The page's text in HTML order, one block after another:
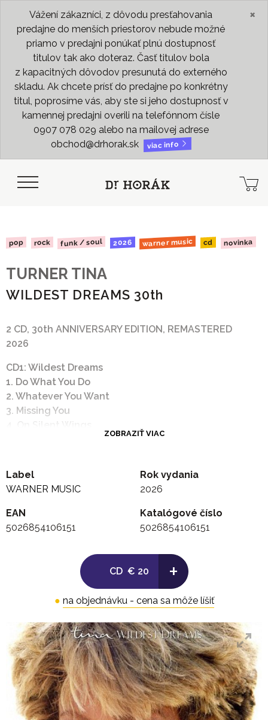
Vážení zákazníci, z dôvodu presťahovania
predajne do menších priestorov nebude možné
priamo v predajni ponúkať plnú dostupnosť
titulov tak ako doteraz. Časť titulov bola
z kapacitných dôvodov presunutá do externého
skladu. Ak chcete prísť do predajne po konkrétny
titul, poprosíme vás, aby ste si jeho dostupnosť v
kamennej predajni overili na telefónnom čísle
0907 078 029 alebo na mailovej adrese
obchod@drhorak.sk
viac info
×
pop rock funk / soul 2026 warner music cd novinka
TURNER TINA
WILDEST DREAMS 30th
2 CD, 30th ANNIVERSARY EDITION, REMASTERED
2026
CD1: Wildest Dreams
1. Do What You Do
2. Whatever You Want
3. Missing You
7. Golden Eye
8. Confidential
10. All Kinds of People
11. Unfinished Sympathy
CD2: Bonus Tracks / Mixes
1. In Your Wildest Dreams (feat. Barry White) (Radio
3. Love Is A Beautiful Thing
4. The Difference Between Us
5. Something Special
6. Something Beautiful Remains ('Joe' Urban Remix
Edit)
7. Goldeneye (Urban Accapella Mix)
8. Goldeneye [Morales Club Mix]
ZOBRAZIŤ VIAC
Label
WARNER MUSIC
Rok vydania
2026
EAN
5026854106151
Katalógové číslo
5026854106151
CD € 20 +
● na objednávku - cena sa môže líšiť